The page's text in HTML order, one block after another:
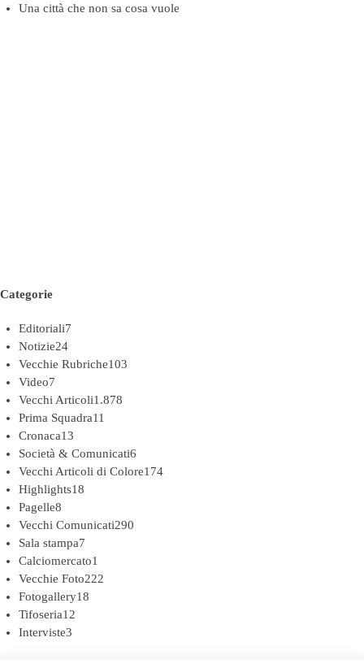
Una città che non sa cosa vuole
Categorie
Editoriali7
Notizie24
Vecchie Rubriche103
Video7
Vecchi Articoli1.878
Prima Squadra11
Cronaca13
Società & Comunicati6
Vecchi Articoli di Colore174
Highlights18
Pagelle8
Vecchi Comunicati290
Sala stampa7
Calciomercato1
Vecchie Foto222
Fotogallery18
Tifoseria12
Interviste3